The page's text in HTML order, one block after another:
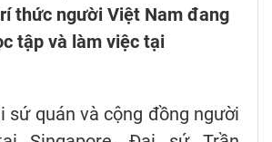
thức người Việt Nam đang
tập và làm việc tại
sứ quán và cộng đồng người